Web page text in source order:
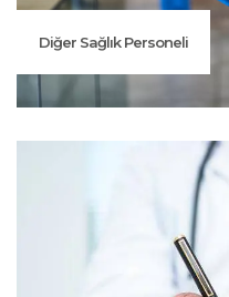
Diğer Sağlık Personeli